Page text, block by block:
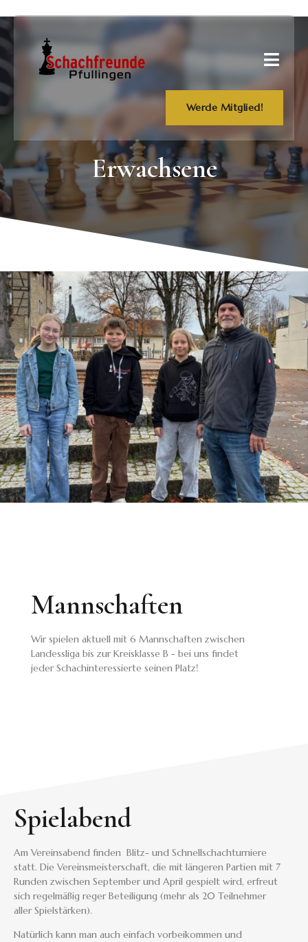
Werde Mitglied!
Erwachsene
Mannschaften
Wir spielen aktuell mit 6 Mannschaften zwischen
Landessliga bis zur Kreisklasse B - bei uns findet
jeder Schachinteressierte seinen Platz!
Spielabend
Am Vereinsabend finden Blitz- und Schnellschachturniere
statt. Die Vereinsmeisterschaft, die mit längeren Partien mit 7
Runden zwischen September und April gespielt wird, erfreut
sich regelmäßig reger Beteiligung (mehr als 20 Teilnehmer
aller Spielstärken).
Natürlich kann man auch einfach vorbeikommen und